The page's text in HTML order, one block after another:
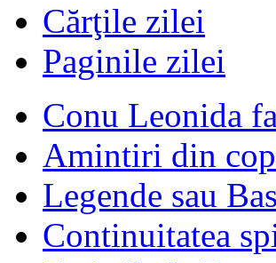
Cărţile zilei
Paginile zilei
Conu Leonida
Amintiri din
Legende sau
Continuitatea